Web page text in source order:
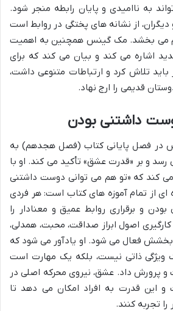
به ناامیدی و پایان رابطه منجر شود.
از نشانه های پختگی در روابط است
می بخشد. مک گینس همچنین به اهمیت
اشاره می کند و بیان می کند که برای
تلاش کرد و ارتباطات متنوعی داشت،
قدیمی را ارج نهاد.
داشتنی بودن
در فصل پایانی کتاب (فصل هجدهم) به
و بر «قدرت عشق» تأکید می کند. او با
کند که «تو هم می توانی دوست داشتنی
ای از تمام آموزه های کتاب است: هر فردی
و برقراری روابط عمیق و معنادار را
کارگیری اصول ابراز صداقت، محبت، همدلی،
فعال می شود. او یادآور می شود که
ذاتی نیست، بلکه یک مهارت است
و پرورش داد. عشق، نیروی محرکه اصلی در
و این قدرت به افراد امکان می دهد تا
را تجربه کنند.